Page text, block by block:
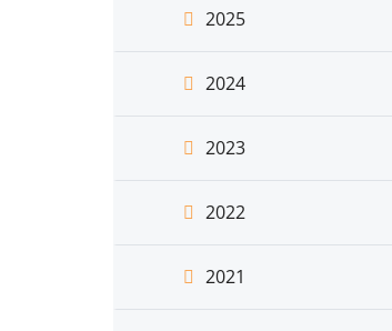
2025
2024
2023
2022
2021